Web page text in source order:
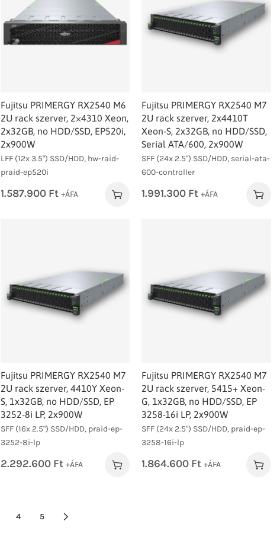
Fujitsu PRIMERGY RX2540 M6
2U rack szerver, 2×4310 Xeon,
2x32GB, no HDD/SSD, EP520i,
2x900W
LFF (12x 3.5") SSD/HDD, hw-raid-
praid-ep520i
1.587.900 Ft +ÁFA
Fujitsu PRIMERGY RX2540 M7
2U rack szerver, 2x4410T
Xeon-S, 2x32GB, no HDD/SSD,
Serial ATA/600, 2x900W
SFF (24x 2.5") SSD/HDD, serial-ata-
600-controller
1.991.300 Ft +ÁFA
Fujitsu PRIMERGY RX2540 M7
2U rack szerver, 4410Y Xeon-
S, 1x32GB, no HDD/SSD, EP
3252-8i LP, 2x900W
SFF (16x 2.5") SSD/HDD, praid-ep-
3252-8i-lp
2.292.600 Ft +ÁFA
Fujitsu PRIMERGY RX2540 M7
2U rack szerver, 5415+ Xeon-
G, 1x32GB, no HDD/SSD, EP
3258-16i LP, 2x900W
SFF (24x 2.5") SSD/HDD, praid-ep-
3258-16i-lp
1.864.600 Ft +ÁFA
4 5